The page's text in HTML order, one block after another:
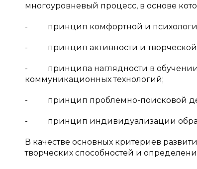
многоуровневый процесс, в основе
- принцип комфортной и
- принцип активности и творческой
- принципа наглядности в обучении
коммуникационных технологий;
- принцип проблемно-поисковой
- принцип индивидуализации
В качестве основных критериев
творческих способностей и